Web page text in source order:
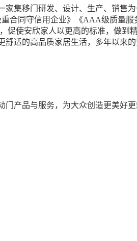
集移门研发、设计、生产、销售
合同守信用企业》《AAA级质量
使安欣家人以更高的标准，做到
适的高品质家居生活，多年以来
产品与服务，为大众创造更美好更